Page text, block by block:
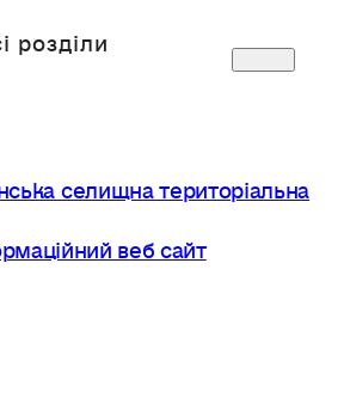
селищна територіальна
веб сайт